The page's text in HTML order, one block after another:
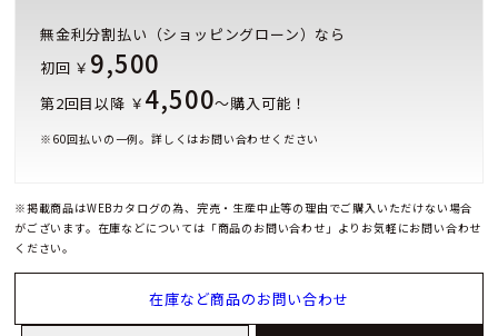
無金利分割払い（ショッピングローン）なら
初回 ￥ 9,500
第2回目以降 ￥ 4,500～購入可能！
※ 60回払いの一例。詳しくはお問い合わせください
※掲載商品はWEBカタログの為、完売・生産中止等の理由でご購入いただけない場合
がございます。在庫などについては「商品のお問い合わせ」よりお気軽にお問い合わせ
ください。
在庫など商品のお問い合わせ